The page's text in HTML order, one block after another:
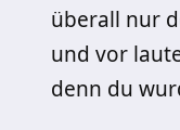
überall nur
und vor
denn du